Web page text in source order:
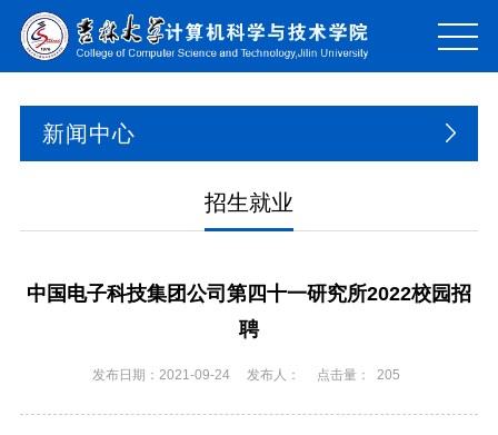
新闻中心
招生就业
中国电子科技集团公司第四十一研究所2022校园招
聘
发布日期：2021-09-24 发布人： 点击量： 205